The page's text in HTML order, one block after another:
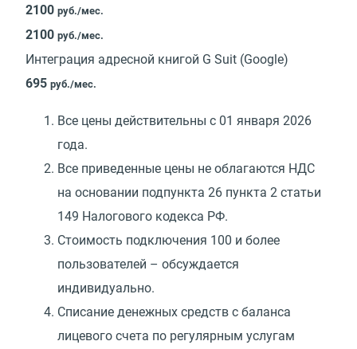
2100 руб./мес.
2100 руб./мес.
Интеграция адресной книгой G Suit (Google)
695 руб./мес.
Все цены действительны с 01 января 2026
года.
Все приведенные цены не облагаются НДС
на основании подпункта 26 пункта 2 статьи
149 Налогового кодекса РФ.
Стоимость подключения 100 и более
пользователей – обсуждается
индивидуально.
Списание денежных средств с баланса
лицевого счета по регулярным услугам